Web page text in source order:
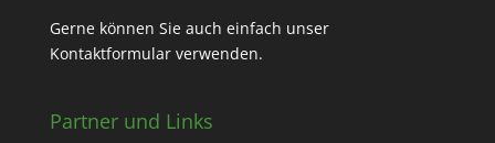
Gerne können Sie auch einfach unser
Kontaktformularverwenden.
Partner und Links